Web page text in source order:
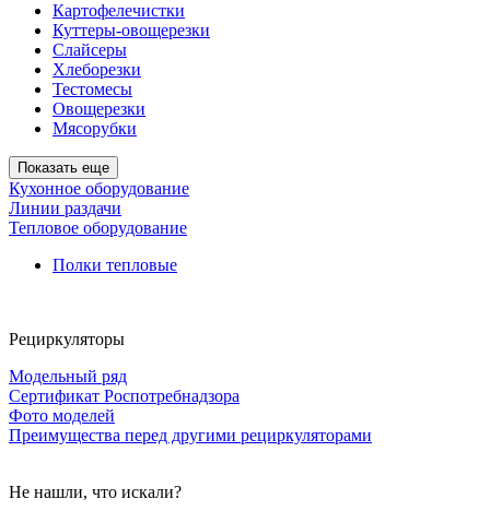
Картофелечистки
Куттеры-овощерезки
Слайсеры
Хлеборезки
Тестомесы
Овощерезки
Мясорубки
Показать еще
Кухонное оборудование
Линии раздачи
Тепловое оборудование
Полки тепловые
Рециркуляторы
Модельный ряд
Сертификат Роспотребнадзора
Фото моделей
Преимущества перед другими рециркуляторами
Не нашли, что искали?